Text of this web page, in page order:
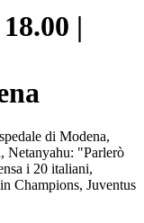
|
di Modena,
Netanyahu: "Parlerò
i 20 italiani,
Champions, Juventus